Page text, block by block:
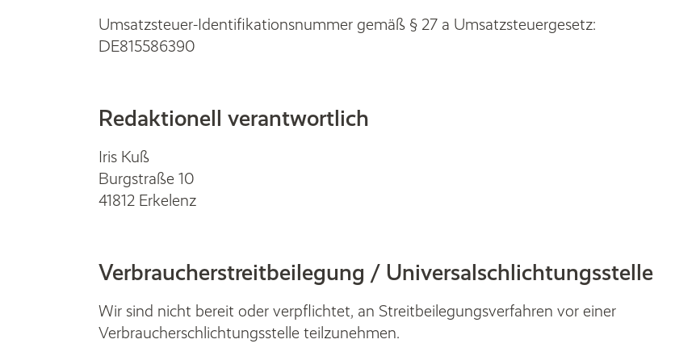
Umsatzsteuer-Identifikationsnummer gemäß § 27 a Umsatzsteuergesetz:
DE815586390
Redaktionell verantwortlich
Iris Kuß
Burgstraße 10
41812 Erkelenz
Verbraucher­­streit­beilegung / Universal­­schlichtungs­­stelle
Wir sind nicht bereit oder verpflichtet, an Streitbeilegungsverfahren vor einer
Verbraucherschlichtungsstelle teilzunehmen.